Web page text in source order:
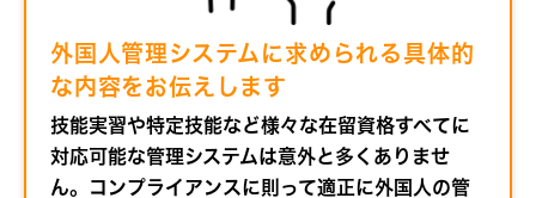
外国人管理システムに求められる具体的
な内容をお伝えします
技能実習や特定技能など様々な在留資格すべてに
対応可能な管理システムは意外と多くありませ
ん。コンプライアンスに則って適正に外国人の管